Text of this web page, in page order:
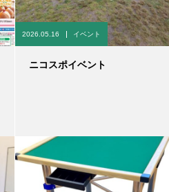
2026.05.16 イベント
ニコスポイベント